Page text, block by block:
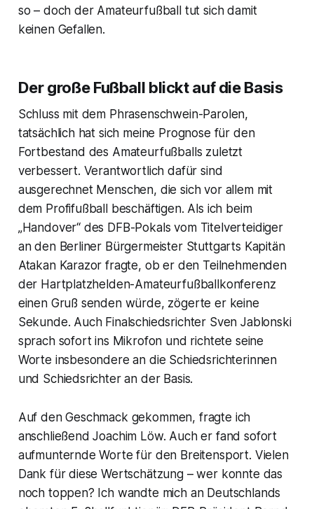
so – doch der Amateurfußball tut sich damit
keinen Gefallen.
Der große Fußball blickt auf die Basis
Schluss mit dem Phrasenschwein-Parolen,
tatsächlich hat sich meine Prognose für den
Fortbestand des Amateurfußballs zuletzt
verbessert. Verantwortlich dafür sind
ausgerechnet Menschen, die sich vor allem mit
dem Profifußball beschäftigen. Als ich beim
„Handover“ des DFB-Pokals vom Titelverteidiger
an den Berliner Bürgermeister Stuttgarts Kapitän
Atakan Karazor fragte, ob er den Teilnehmenden
der Hartplatzhelden-Amateurfußballkonferenz
einen Gruß senden würde, zögerte er keine
Sekunde. Auch Finalschiedsrichter Sven Jablonski
sprach sofort ins Mikrofon und richtete seine
Worte insbesondere an die Schiedsrichterinnen
und Schiedsrichter an der Basis.
Auf den Geschmack gekommen, fragte ich
anschließend Joachim Löw. Auch er fand sofort
aufmunternde Worte für den Breitensport. Vielen
Dank für diese Wertschätzung – wer konnte das
noch toppen? Ich wandte mich an Deutschlands